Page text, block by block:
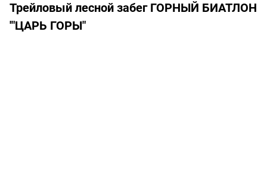
Трейловый лесной забег ГОРНЫЙ БИАТЛОН
'"ЦАРЬ ГОРЫ"